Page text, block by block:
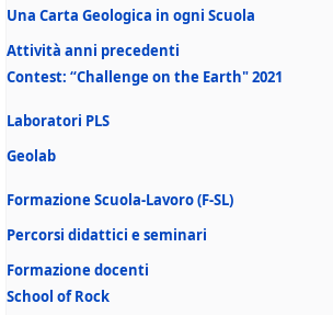
Una Carta Geologica in ogni Scuola
Attività anni precedenti
Contest: “Challenge on the Earth" 2021
Laboratori PLS
Geolab
Formazione Scuola-Lavoro (F-SL)
Percorsi didattici e seminari
Formazione docenti
School of Rock